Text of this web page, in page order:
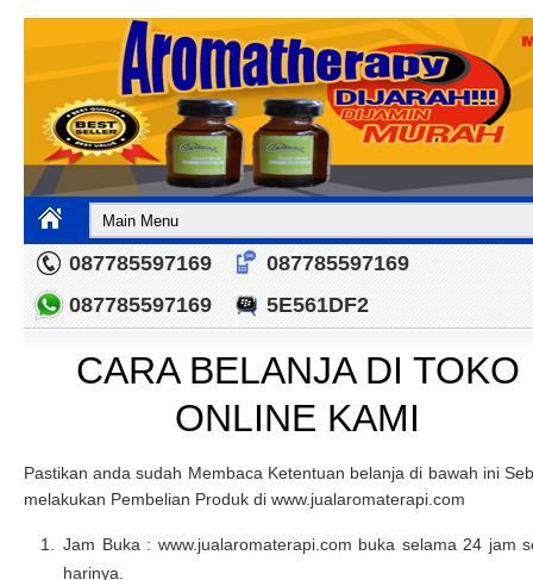
087785597169
087785597169
087785597169
5E561DF2
CARA BELANJA DI TOKO
ONLINE KAMI
Pastikan anda sudah Membaca Ketentuan belanja di bawah ini
melakukan Pembelian Produk di www.jualaromaterapi.com
Jam Buka : www.jualaromaterapi.com buka selama 24 jam
harinya.